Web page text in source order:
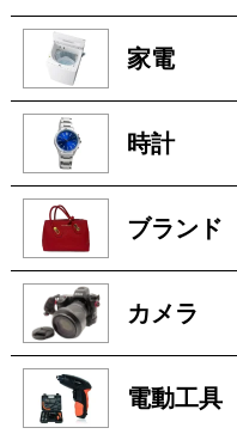
家電
時計
ブランド
カメラ
電動工具